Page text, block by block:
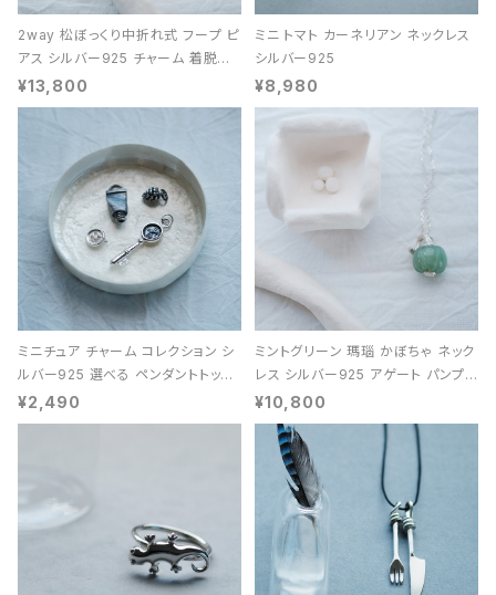
2way 松ぼっくり中折れ式 フープ ピ
アス シルバー925 チャーム 着脱可
能 レディース ユニセックス
¥13,800
ミニ トマト カーネリアン ネックレス
シルバー925
¥8,980
ミニチュア チャーム コレクション シ
ルバー925 選べる ペンダントトップ
レディース ユニセックス
¥2,490
ミントグリーン 瑪瑙 かぼちゃ ネック
レス シルバー925 アゲート パンプキ
ン 天然石 レディース
¥10,800